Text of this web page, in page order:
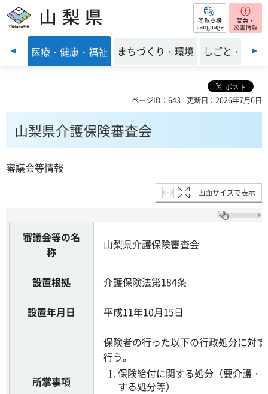
山梨県 閲覧支援
て 医療・健康・福祉 まちづくり・環境 しごと・産業
ページID：643 更新日：2026年7月6日
山梨県介護保険審査会
審議会等情報
画面サイズで表示
審議会等の名
称
山梨県介護保険審査会
設置根拠 介護保険法第184条
設置年月日 平成11年10月15日
所掌事項
保険者の行った以下の行政処分に対
行う。
保険給付に関する処分（要介護・
する処分等）